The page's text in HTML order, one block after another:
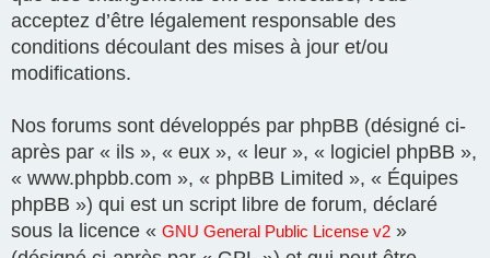
acceptez d’être légalement responsable des
conditions découlant des mises à jour et/ou
modifications.
Nos forums sont développés par phpBB (désigné ci-
après par « ils », « eux », « leur », « logiciel phpBB »,
« www.phpbb.com », « phpBB Limited », « Équipes
phpBB ») qui est un script libre de forum, déclaré
sous la licence « GNU General Public License v2 »